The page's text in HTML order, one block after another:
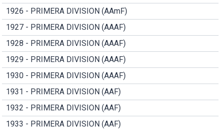
1926 - PRIMERA DIVISION (AAmF)
1927 - PRIMERA DIVISION (AAAF)
1928 - PRIMERA DIVISION (AAAF)
1929 - PRIMERA DIVISION (AAAF)
1930 - PRIMERA DIVISION (AAAF)
1931 - PRIMERA DIVISION (AAF)
1932 - PRIMERA DIVISION (AAF)
1933 - PRIMERA DIVISION (AAF)